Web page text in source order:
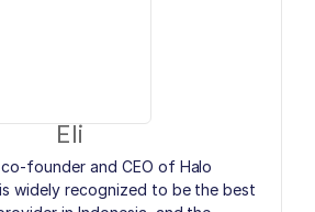
Eli
founder and CEO of Halo
widely recognized to be the best